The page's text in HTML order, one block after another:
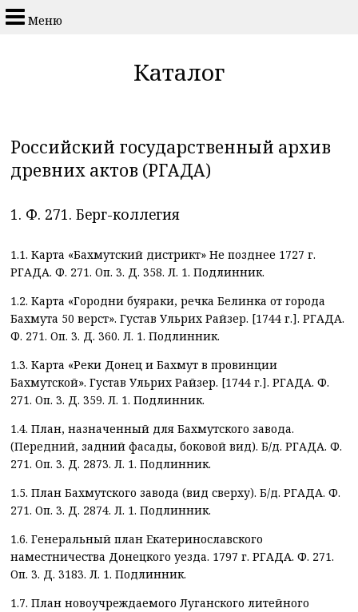
Меню
Каталог
Российский государственный архив
древних актов (РГАДА)
1. Ф. 271. Берг-коллегия
1.1. Карта «Бахмутский дистрикт» Не позднее 1727 г.
РГАДА. Ф. 271. Оп. 3. Д. 358. Л. 1. Подлинник.
1.2. Карта «Городни буяраки, речка Белинка от города
Бахмута 50 верст». Густав Ульрих Райзер. [1744 г.]. РГАДА.
Ф. 271. Оп. 3. Д. 360. Л. 1. Подлинник.
1.3. Карта «Реки Донец и Бахмут в провинции
Бахмутской». Густав Ульрих Райзер. [1744 г.]. РГАДА. Ф.
271. Оп. 3. Д. 359. Л. 1. Подлинник.
1.4. План, назначенный для Бахмутского завода.
(Передний, задний фасады, боковой вид). Б/д. РГАДА. Ф.
271. Оп. 3. Д. 2873. Л. 1. Подлинник.
1.5. План Бахмутского завода (вид сверху). Б/д. РГАДА. Ф.
271. Оп. 3. Д. 2874. Л. 1. Подлинник.
1.6. Генеральный план Екатеринославского
наместничества Донецкого уезда. 1797 г. РГАДА. Ф. 271.
Оп. 3. Д. 3183. Л. 1. Подлинник.
1.7. План новоучреждаемого Луганского литейного